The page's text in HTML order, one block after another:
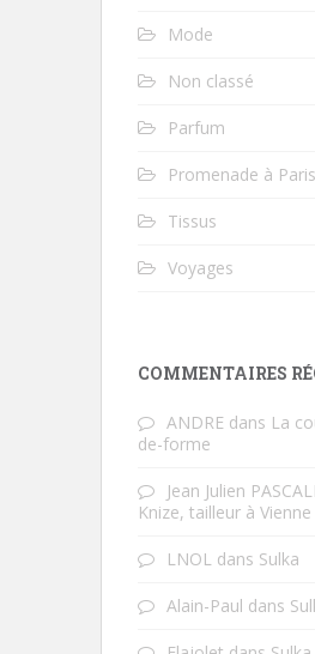
Mode
Non classé
Parfum
Promenade à Paris
Tissus
Voyages
COMMENTAIRES
ANDRE dans La
de-forme
Jean Julien
Knize, tailleur à Vienne
LNOL dans Sulka
Alain-Paul dans